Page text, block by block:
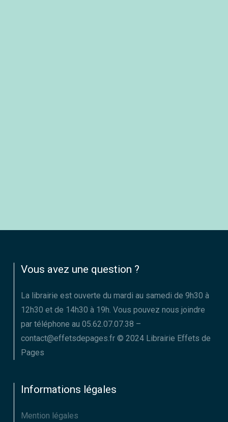
Vous avez une question ?
La librairie est ouverte du mardi au samedi de 9h30 à
12h30 et de 14h30 à 19h. Vous pouvez nous joindre
par téléphone au 05.62.07.07.38 –
contact@effetsdepages.fr © 2024 Librairie Effets de
Pages
Informations légales
Mention légales